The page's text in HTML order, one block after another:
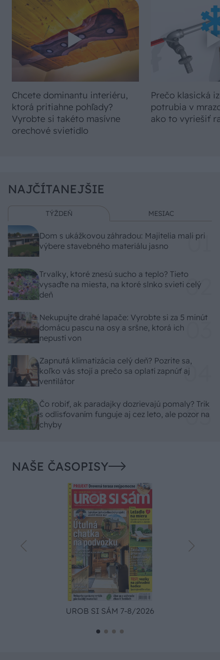
Chcete dominantu interiéru,
ktorá pritiahne pohľady?
Vyrobte si takéto masívne
orechové svietidlo
Prečo klasická
potrubia v
ako to vyriešiť
NAJČÍTANEJŠIE
TÝŽDEŇ MESIAC
Dom s ukážkovou záhradou: Majitelia mali pri
výbere stavebného materiálu jasno
Trvalky, ktoré znesú sucho a teplo? Tieto
vysaďte na miesta, na ktoré slnko svieti celý
deň
Nekupujte drahé lapače: Vyrobte si za 5 minút
domácu pascu na osy a sršne, ktorá ich
nepustí von
Zapnutá klimatizácia celý deň? Pozrite sa,
koľko vás stojí a prečo sa oplatí zapnúť aj
ventilátor
Čo robiť, ak paradajky dozrievajú pomaly? Trik
s odlisťovaním funguje aj cez leto, ale pozor na
chyby
NAŠE ČASOPISY
UROB SI SÁM 7-8/2026